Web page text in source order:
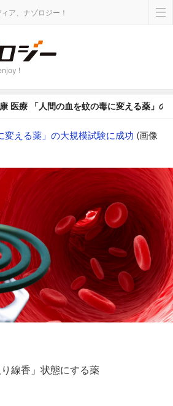
ア、ナゾロジー！
!
医療 「人間の血を蚊の毒に変える薬」の
変える薬」の大規模試験に成功 (画像
線香」状態にする薬